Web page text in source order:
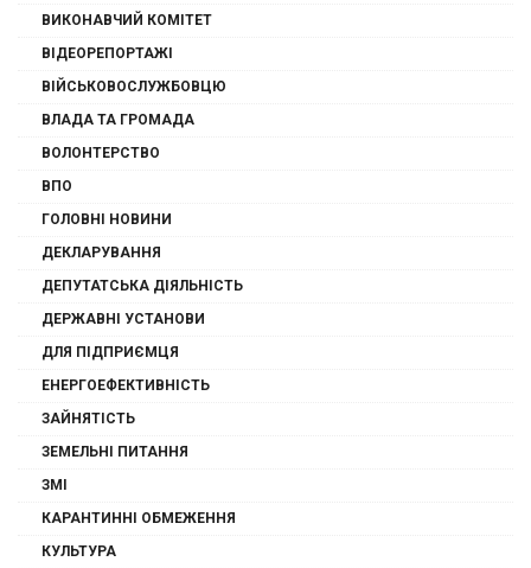
ВИКОНАВЧИЙ КОМІТЕТ
ВІДЕОРЕПОРТАЖІ
ВІЙСЬКОВОСЛУЖБОВЦЮ
ВЛАДА ТА ГРОМАДА
ВОЛОНТЕРСТВО
ВПО
ГОЛОВНІ НОВИНИ
ДЕКЛАРУВАННЯ
ДЕПУТАТСЬКА ДІЯЛЬНІСТЬ
ДЕРЖАВНІ УСТАНОВИ
ДЛЯ ПІДПРИЄМЦЯ
ЕНЕРГОЕФЕКТИВНІСТЬ
ЗАЙНЯТІСТЬ
ЗЕМЕЛЬНІ ПИТАННЯ
ЗМІ
КАРАНТИННІ ОБМЕЖЕННЯ
КУЛЬТУРА